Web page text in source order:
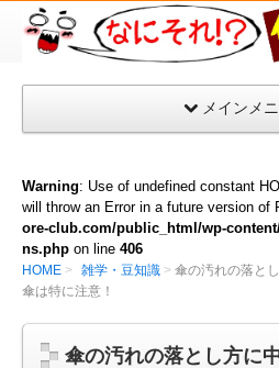
な
そ
部
メインメ
Warning: Use of undefined constant
will throw an Error in a future version of
ore-club.com/public_html/wp-
ns.php on line 406
HOME 雑学・豆知識
傘の汚れの落と
傘は特に注意！
傘の汚れの落とし方に